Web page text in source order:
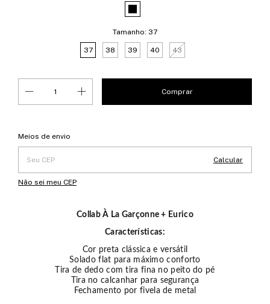
Tamanho: 37
37 38 39 40 43
Entregas para o CEP:
Meios de envio
Calcular
Não sei meu CEP
Collab À La Garçonne + Eurico
Características:
Cor preta clássica e versátil
Solado flat para máximo conforto
Tira de dedo com tira fina no peito do pé
Tira no calcanhar para segurança
Fechamento por fivela de metal